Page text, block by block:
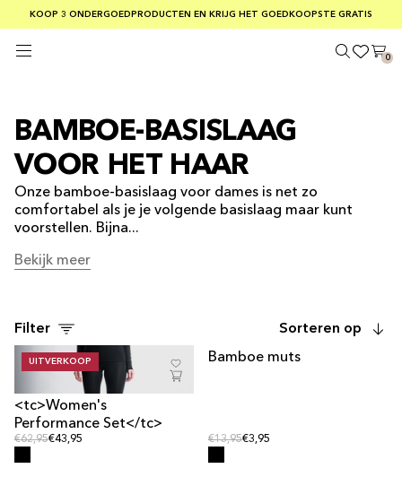
KOOP 3 ONDERGOEDPRODUCTEN EN KRIJG HET GOEDKOOPSTE GRATIS
GRATIS VERZENDING BIJ BESTELLINGEN VAN MEER DAN € 75
VEILIG BETALEN MET KLARNA
0
BAMBOE-BASISLAAG
VOOR HET HAAR
Onze bamboe-basislaag voor dames is net zo
comfortabel als je je volgende basislaag maar kunt
voorstellen. Bijna...
Bekijk meer
Filter Sorteren op
UITVERKOOP
' data-image-
id="40684640928009">
' data-
image-id="40684640895241">
<tc>Women's
Performance Set</tc>
Normale prijs
€62,95Normale prijs
€43,95
UITVERKOCHT
Bamboe muts
Normale prijs
€13,95Normale prijs
€3,95